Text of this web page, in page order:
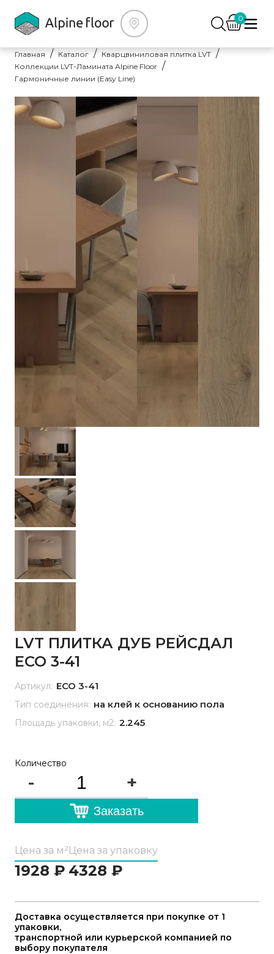
0
Главная Каталог
Кварцвиниловая плитка LVT
Коллекции LVT-Ламината Alpine Floor
Гармоничные линии (Easy Line)
LVT ПЛИТКА ДУБ РЕЙСДАЛ
ЕСО 3-41
Артикул: ЕСО 3-41
Тип соединения: на клей к основанию пола
Площадь упаковки, м2: 2.245
Количество
- +
Заказать
Цена за м²
1928 ₽
Цена за упаковку
4328 ₽
Доставка осуществляется при покупке от 1
упаковки,
транспортной или курьерской компанией по
выбору покупателя